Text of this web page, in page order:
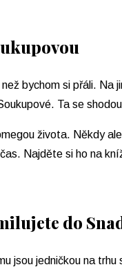
bychom si přáli. Na
Ta se
života. Někdy
Najděte si ho na
do
jsou jedničkou na